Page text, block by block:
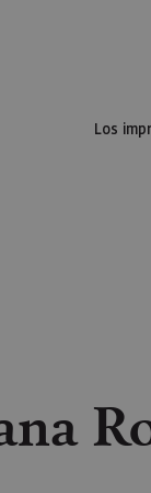
Los